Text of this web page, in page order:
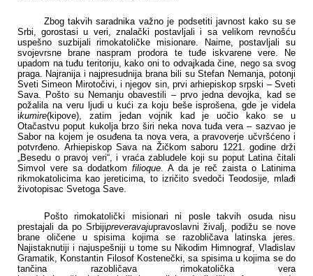
Zbog takvih saradnika važno je podsetiti javnost kako su se
Srbi, gorostasi u veri, znalački postavljali i sa velikom revnošću
uspešno suzbijali rimokatoličke misionare. Naime, postavljali su
svojevrsne brane naspram prodora te tuđe iskvarene vere. Ne
upadom na tuđu teritoriju, kako oni to odvajkada čine, nego sa svog
praga. Najranija i najpresudnija brana bili su Stefan Nemanja, potonji
Sveti Simeon Mirotočivi, i njegov sin, prvi arhiepiskop srpski – Sveti
Sava. Pošto su Nemanju obavestili – prvo jedna devojka, kad se
požalila na veru ljudi u kući za koju beše isprošena, gde je videla
ikumire(kipove), zatim jedan vojnik kad je uočio kako se u
Otačastvu poput kukolja brzo širi neka nova tuđa vera – sazvao je
Sabor na kojem je osuđena ta nova vera, a pravoverje učvršćeno i
potvrđeno. Arhiepiskop Sava na Žičkom saboru 1221. godine drži
„Besedu o pravoj veri“, i vraća zabludele koji su poput Latina čitali
Simvol vere sa dodatkom filioque. A da je reč zaista o Latinima
rikmokatolicima kao jereticima, to izričito svedoči Teodosije, mlađi
životopisac Svetoga Save.
Pošto rimokatolički misionari ni posle takvih osuda nisu
prestajali da po Srbijipreveravajupravoslavni živalj, podižu se nove
brane oličene u spisima kojima se razobličava latinska jeres.
Najistaknutiji i najuspešniji u tome su Nikodim Himnograf, Vladislav
Gramatik, Konstantin Filosof Kostenečki, sa spisima u kojima se do
tančina razobličava rimokatolička vera